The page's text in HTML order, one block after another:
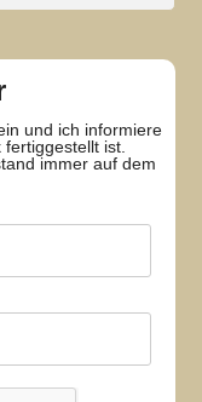
und ich informiere
ist.
immer auf dem